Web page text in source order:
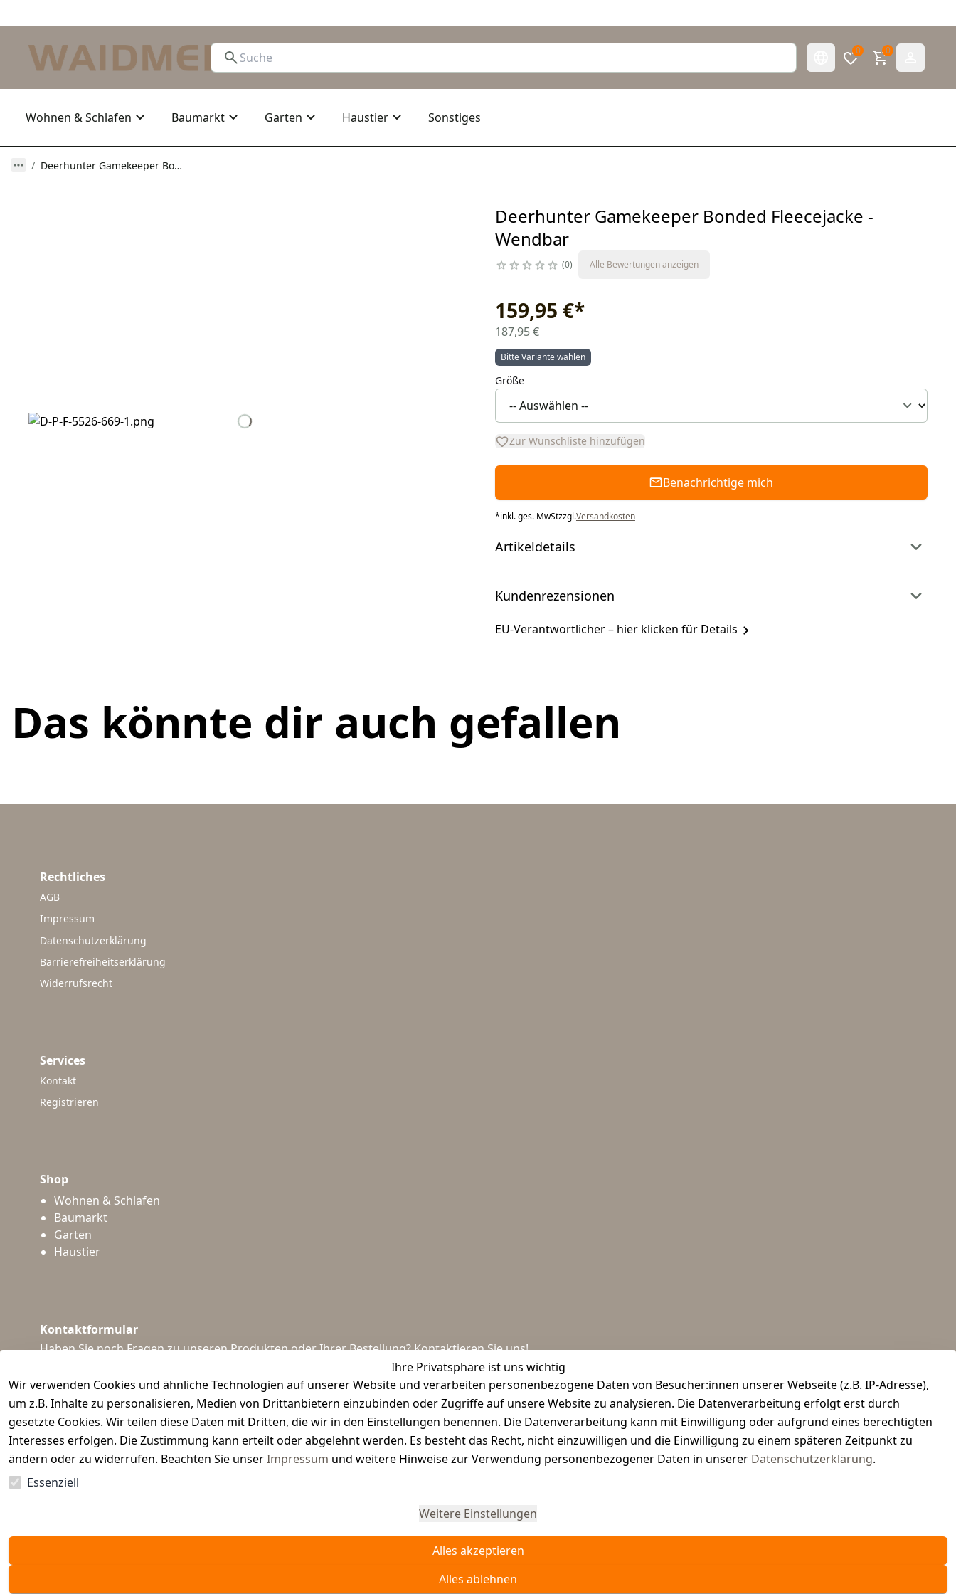
0 0
Wohnen & Schlafen Baumarkt Garten Haustier Sonstiges
Deerhunter Gamekeeper Bonded Fleecejacke - Wendbar
Deerhunter Gamekeeper Bonded Fleecejacke -
Wendbar
0 Alle Bewertungen anzeigen
159,95 €*
187,95 €
Bitte Variante wählen
Größe
Zur Wunschliste hinzufügen
Benachrichtige mich
*inkl. ges. MwStzzgl.Versandkosten
Artikeldetails
Kundenrezensionen
EU-Verantwortlicher – hier klicken für Details
Das könnte dir auch gefallen
Ihre Privatsphäre ist uns wichtig
Wir verwenden Cookies und ähnliche Technologien auf unserer Website und verarbeiten personenbezogene Daten von Besucher:innen unserer Webseite (z.B. IP-Adresse),
um z.B. Inhalte zu personalisieren, Medien von Drittanbietern einzubinden oder Zugriffe auf unsere Website zu analysieren. Die Datenverarbeitung erfolgt erst durch
gesetzte Cookies. Wir teilen diese Daten mit Dritten, die wir in den Einstellungen benennen. Die Datenverarbeitung kann mit Einwilligung oder aufgrund eines berechtigten
Interesses erfolgen. Die Zustimmung kann erteilt oder abgelehnt werden. Es besteht das Recht, nicht einzuwilligen und die Einwilligung zu einem späteren Zeitpunkt zu
ändern oder zu widerrufen. Beachten Sie unserImpressum und weitere Hinweise zur Verwendung personenbezogener Daten in unserer Datenschutzerklärung.
Essenziell
Weitere Einstellungen
Alles akzeptieren
Alles ablehnen
Rechtliches
AGB
Impressum
Datenschutzerklärung
Barrierefreiheitserklärung
Widerrufsrecht
Services
Kontakt
Registrieren
Shop
Wohnen & Schlafen
Baumarkt
Garten
Haustier
Kontaktformular
Haben Sie noch Fragen zu unseren Produkten oder Ihrer Bestellung? Kontaktieren Sie uns!
support@waidmeister.de